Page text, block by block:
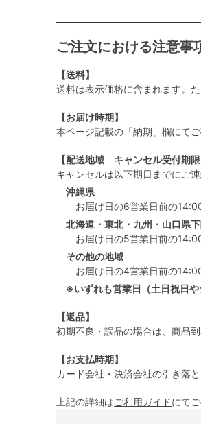
ご注文における注意事
【送料】
送料は表示価格に含まれます。
【お届け時期】
本ページ記載の「納期」欄にて
【配送地域 キャンセル受付期限
キャンセルは以下期日までにご
沖縄県
お届け日の6営業日前の
北海道・東北・九州・山口県
お届け日の5営業日前の
その他の地域
お届け日の4営業日前の
※いずれも営業日（土日祝日や
【返品】
初期不良・誤品の場合は、商品
【お支払時期】
カード会社・決済会社の引き落と
上記の詳細はご利用ガイドにて